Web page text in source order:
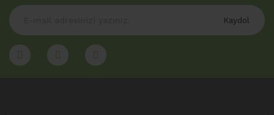
Kaydol